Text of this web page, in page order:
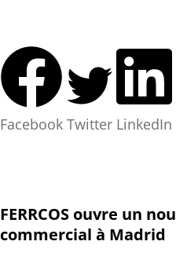
Facebook Twitter LinkedIn
FERRCOS ouvre un
commercial à Madrid